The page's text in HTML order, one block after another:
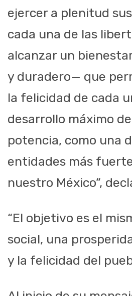
ejercer a plenitud
cada una de las
alcanzar un
y duradero— que
la felicidad de cada
desarrollo máximo
potencia, como una
entidades más
nuestro México”,
“El objetivo es el
social, una
y la felicidad del